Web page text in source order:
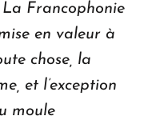
Francophonie
en valeur à
chose, la
et l’exception
moule